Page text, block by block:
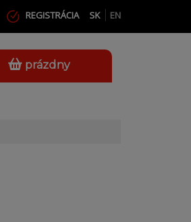
SK EN
REGISTRÁCIA
prázdny